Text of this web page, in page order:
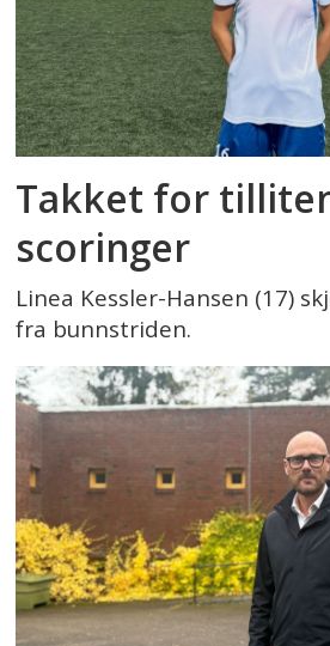
Takket for
scoringer
Linea Kessler-Hansen (17)
fra bunnstriden.